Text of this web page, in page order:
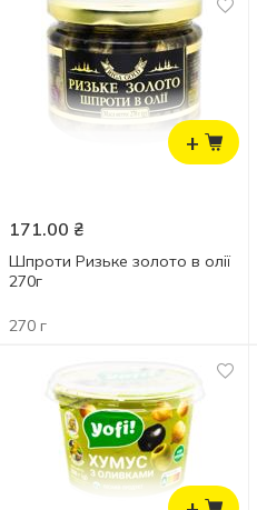
+
171.00 ₴
Шпроти Ризьке золото в олії
270г
270 г